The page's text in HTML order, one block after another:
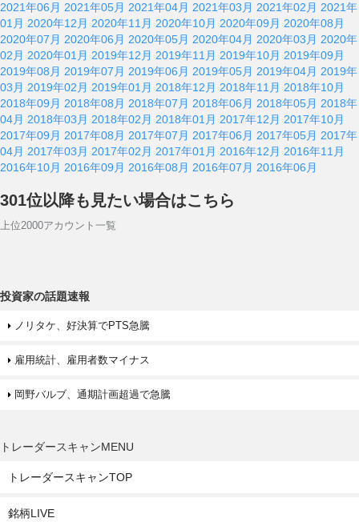
2021年06月 2021年05月 2021年04月 2021年03月 2021年02月 2021年
01月 2020年12月 2020年11月 2020年10月 2020年09月 2020年08月
2020年07月 2020年06月 2020年05月 2020年04月 2020年03月 2020年
02月 2020年01月 2019年12月 2019年11月 2019年10月 2019年09月
2019年08月 2019年07月 2019年06月 2019年05月 2019年04月 2019年
03月 2019年02月 2019年01月 2018年12月 2018年11月 2018年10月
2018年09月 2018年08月 2018年07月 2018年06月 2018年05月 2018年
04月 2018年03月 2018年02月 2018年01月 2017年12月 2017年10月
2017年09月 2017年08月 2017年07月 2017年06月 2017年05月 2017年
04月 2017年03月 2017年02月 2017年01月 2016年12月 2016年11月
2016年10月 2016年09月 2016年08月 2016年07月 2016年06月
301位以降も見たい場合はこちら
上位2000アカウント一覧
投資家の話題速報
ノリタケ、好決算でPTS急騰
雇用統計、雇用者数マイナス
岡野バルブ、通期計画超過で急騰
トレーダースキャンMENU
トレーダースキャンTOP
銘柄LIVE